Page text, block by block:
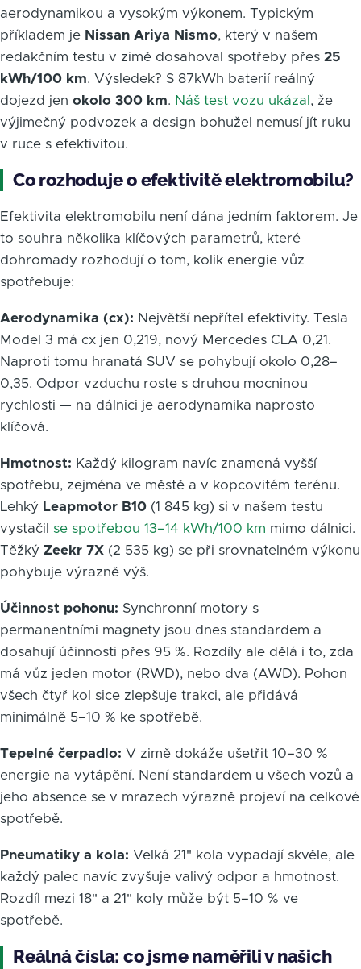
aerodynamikou a vysokým výkonem. Typickým
příkladem je Nissan Ariya Nismo, který v našem
redakčním testu v zimě dosahoval spotřeby přes 25
kWh/100 km. Výsledek? S 87kWh baterií reálný
dojezd jen okolo 300 km. Náš test vozu ukázal , že
výjimečný podvozek a design bohužel nemusí jít ruku
v ruce s efektivitou.
Co rozhoduje o efektivitě elektromobilu?
Efektivita elektromobilu není dána jedním faktorem. Je
to souhra několika klíčových parametrů, které
dohromady rozhodují o tom, kolik energie vůz
spotřebuje:
Aerodynamika (cx): Největší nepřítel efektivity. Tesla
Model 3 má cx jen 0,219, nový Mercedes CLA 0,21.
Naproti tomu hranatá SUV se pohybují okolo 0,28–
0,35. Odpor vzduchu roste s druhou mocninou
rychlosti — na dálnici je aerodynamika naprosto
klíčová.
Hmotnost: Každý kilogram navíc znamená vyšší
spotřebu, zejména ve městě a v kopcovitém terénu.
Lehký Leapmotor B10 (1 845 kg) si v našem testu
vystačil se spotřebou 13–14 kWh/100 km mimo dálnici.
Těžký Zeekr 7X (2 535 kg) se při srovnatelném výkonu
pohybuje výrazně výš.
Účinnost pohonu: Synchronní motory s
permanentními magnety jsou dnes standardem a
dosahují účinnosti přes 95 %. Rozdíly ale dělá i to, zda
má vůz jeden motor (RWD), nebo dva (AWD). Pohon
všech čtyř kol sice zlepšuje trakci, ale přidává
minimálně 5–10 % ke spotřebě.
Tepelné čerpadlo: V zimě dokáže ušetřit 10–30 %
energie na vytápění. Není standardem u všech vozů a
jeho absence se v mrazech výrazně projeví na celkové
spotřebě.
Pneumatiky a kola: Velká 21" kola vypadají skvěle, ale
každý palec navíc zvyšuje valivý odpor a hmotnost.
Rozdíl mezi 18" a 21" koly může být 5–10 % ve
spotřebě.
Reálná čísla: co jsme naměřili v našich